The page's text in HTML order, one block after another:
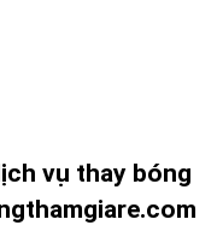
vụ thay bóng